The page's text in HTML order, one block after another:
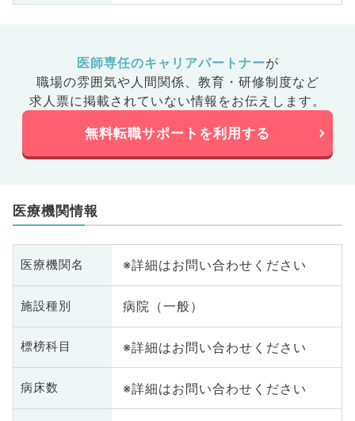
医師専任のキャリアパートナーが
職場の雰囲気や人間関係、 教育・研修制度など
求人票に掲載されていない情報をお伝えします。
無料転職サポートを利用する
医療機関情報
医療機関名 ※詳細はお問い合わせください
施設種別 病院（一般）
標榜科目 ※詳細はお問い合わせください
病床数 ※詳細はお問い合わせください